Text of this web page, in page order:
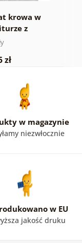
krowa w
z
i whisky
zł
w magazynie
niezwłocznie
w EU
jakość druku